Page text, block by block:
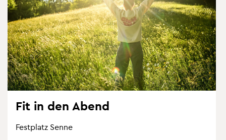
Fit in den Abend
Fest­platz Senne